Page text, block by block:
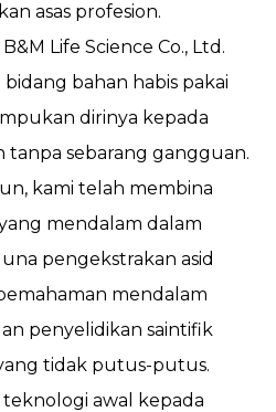
asas profesion.
Life Science Co., Ltd.
bahan habis pakai
dirinya kepada
tanpa sebarang gangguan.
kami telah membina
mendalam dalam
pengekstrakan asid
mendalam
penyelidikan saintifik
tidak putus-putus.
awal kepada